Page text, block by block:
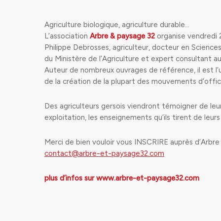
Agriculture biologique, agriculture durable…
L’association Arbre & paysage 32 organise vendredi
Philippe Debrosses, agriculteur, docteur en
du Ministère de l’Agriculture et expert consultant
Auteur de nombreux ouvrages de référence, il est
de la création de la plupart des mouvements
Des agriculteurs gersois viendront témoigner de
exploitation, les enseignements qu’ils tirent de
Merci de bien vouloir vous INSCRIRE auprès
contact@arbre-et-paysage32.com
plus d’infos sur www.arbre-et-paysage32.com